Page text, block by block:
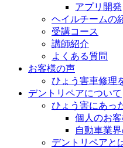
アプリ開発
ヘイルチームの
受講コース
講師紹介
よくある質問
お客様の声
ひょう害車修理
デントリペアについて
ひょう害にあっ
個人のお
自動車業
デントリペアと